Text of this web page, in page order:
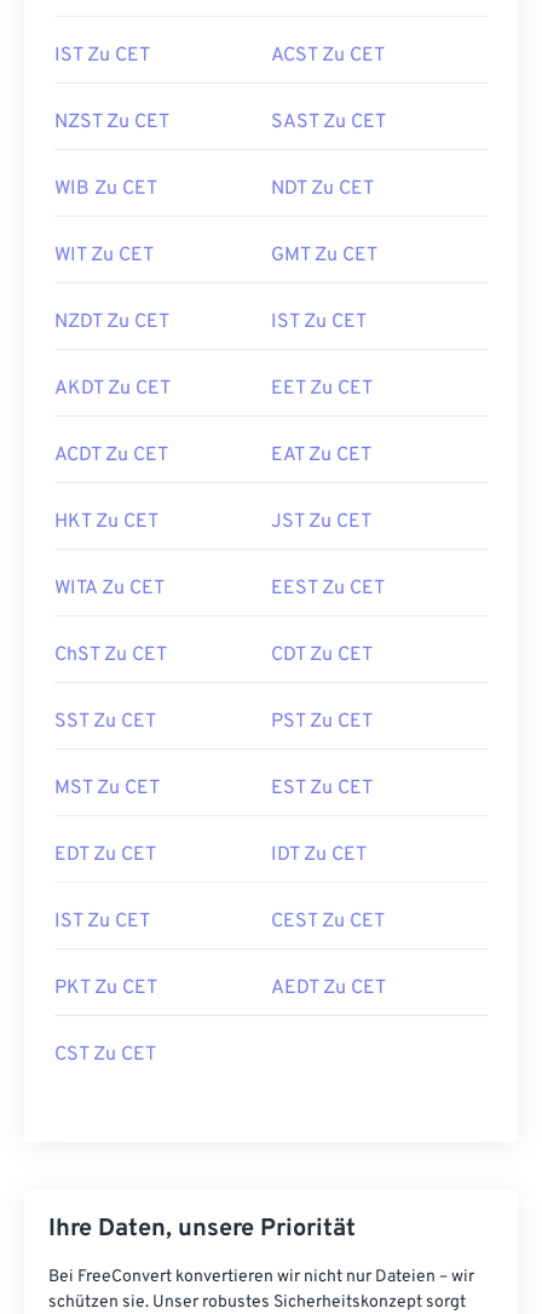
IST Zu CET ACST Zu CET
NZST Zu CET SAST Zu CET
WIB Zu CET NDT Zu CET
WIT Zu CET GMT Zu CET
NZDT Zu CET IST Zu CET
AKDT Zu CET EET Zu CET
ACDT Zu CET EAT Zu CET
HKT Zu CET JST Zu CET
WITA Zu CET EEST Zu CET
ChST Zu CET CDT Zu CET
SST Zu CET PST Zu CET
MST Zu CET EST Zu CET
EDT Zu CET IDT Zu CET
IST Zu CET CEST Zu CET
PKT Zu CET AEDT Zu CET
CST Zu CET
Ihre Daten, unsere Priorität
Bei FreeConvert konvertieren wir nicht nur Dateien – wir
schützen sie. Unser robustes Sicherheitskonzept sorgt